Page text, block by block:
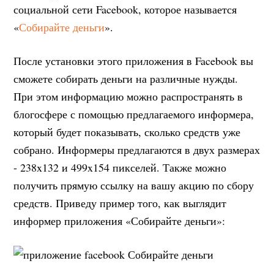
социальной сети Facebook, которое называется
«Собирайте деньги».
После установки этого приложения в Facebook вы
сможете собирать деньги на различные нужды.
При этом информацию можно распространять в
блогосфере с помощью предлагаемого информера,
который будет показывать, сколько средств уже
собрано. Информеры предлагаются в двух размерах
- 238x132 и 499x154 пикселей. Также можно
получить прямую ссылку на вашу акцию по сбору
средств. Приведу пример того, как выглядит
информер приложения «Собирайте деньги»: